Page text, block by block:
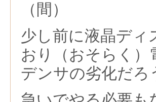
（間）
少し前に液晶ディ
おり（おそらく
デンサの劣化だろ